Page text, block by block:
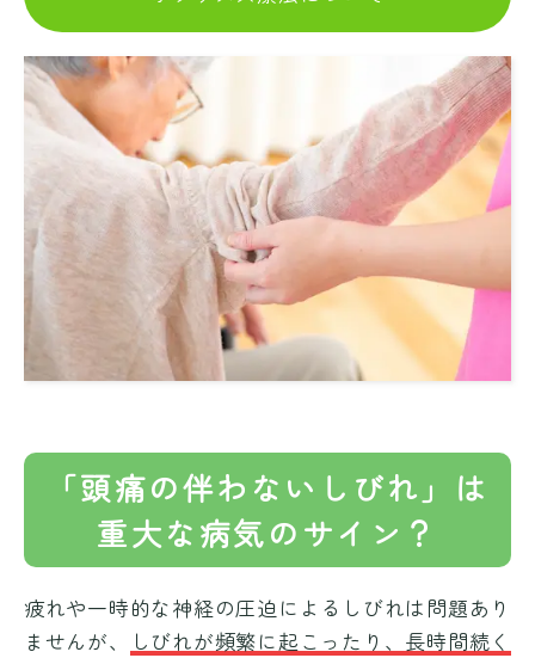
「頭痛の伴わないしびれ」は
重大な病気のサイン？
疲れや一時的な神経の圧迫によるしびれは問題あり
ませんが、
しびれが頻繁に起こったり、長時間続く